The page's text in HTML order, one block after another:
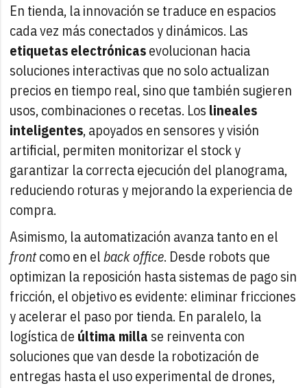
En tienda, la innovación se traduce en espacios
cada vez más conectados y dinámicos. Las
etiquetas electrónicasevolucionan hacia
soluciones interactivas que no solo actualizan
precios en tiempo real, sino que también sugieren
usos, combinaciones o recetas. Los lineales
inteligentes, apoyados en sensores y visión
artificial, permiten monitorizar el stock y
garantizar la correcta ejecución del planograma,
reduciendo roturas y mejorando la experiencia de
compra.
Asimismo, la automatización avanza tanto en el
frontcomo en elback office. Desde robots que
optimizan la reposición hasta sistemas de pago sin
fricción, el objetivo es evidente: eliminar fricciones
y acelerar el paso por tienda. En paralelo, la
logística de última milla se reinventa con
soluciones que van desde la robotización de
entregas hasta el uso experimental de drones,